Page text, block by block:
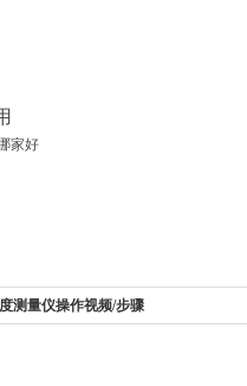
测量仪操作视频/步骤